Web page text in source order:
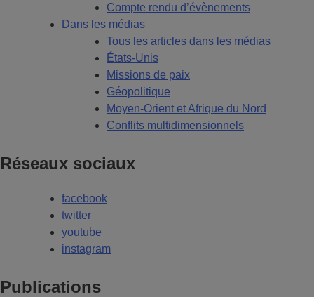
Compte rendu d’évènements
Dans les médias
Tous les articles dans les médias
États-Unis
Missions de paix
Géopolitique
Moyen-Orient et Afrique du Nord
Conflits multidimensionnels
Réseaux sociaux
facebook
twitter
youtube
instagram
Publications